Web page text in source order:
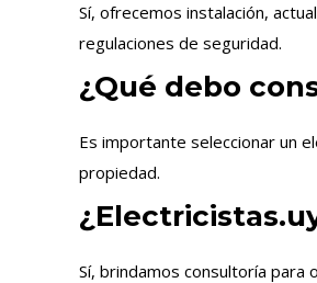
Sí, ofrecemos instalación,
regulaciones de seguridad.
¿Qué debo
Es importante seleccionar un
propiedad.
Sí, brindamos consultoría para